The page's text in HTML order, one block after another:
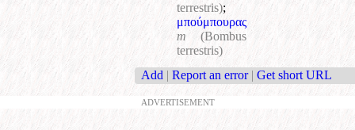
terrestris);
μπούμπουρας
m
(Bombus
terrestris)
Add | Report an error | Get short URL
ADVERTISEMENT